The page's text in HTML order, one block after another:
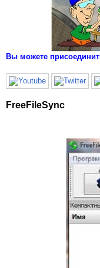
Вы можете
FreeFileSync